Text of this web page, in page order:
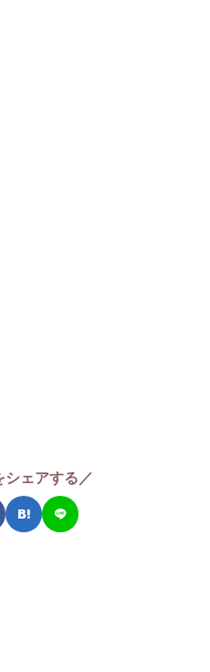
シェアする／